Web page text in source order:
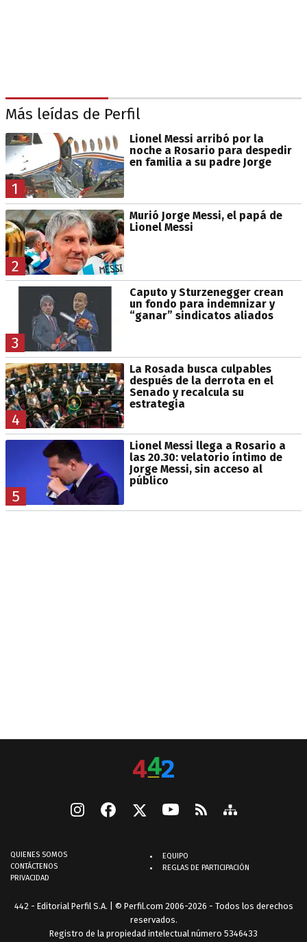
Más leídas de Perfil
1
Lionel Messi arribó por la
noche a Rosario para despedir
en familia a su padre Jorge
2
Murió Jorge Messi, el papá de
Lionel Messi
3
Caputo y Sturzenegger crean
un fondo para indemnizar y
“ganar” sindicatos aliados
4
La Rosada busca culpables
después de la derrota en el
Senado y recalcula su
estrategia
5
Lionel Messi llega a Rosario a
las 20.30: velatorio íntimo de
Jorge Messi, sin acceso al
público
QUIENES SOMOS
CONTÁCTENOS
PRIVACIDAD
EQUIPO
REGLAS DE PARTICIPACIÓN
442 - Editorial Perfil S.A. | © Perfil.com 2006-2026 - Todos los derechos
reservados.
Registro de la propiedad intelectual número 5346433